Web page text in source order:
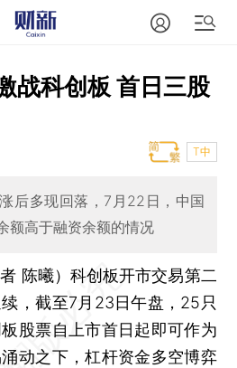
战科创板 首日三股
T中
后多现回落，7月22日，中国
额高于融资余额的情况
陈曦） 科创板开市交易第二
，截至7月23日午盘，25只
股票自上市首日起即可作为
动之下，杠杆资金多空博弈